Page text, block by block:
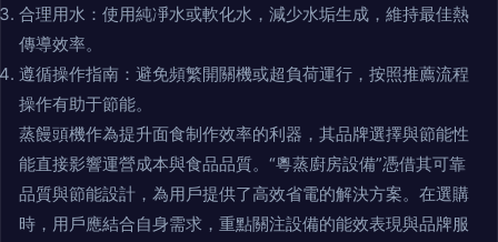
合理用水：使用純凈水或軟化水，減少水垢生成，維持最佳熱
傳導效率。
遵循操作指南：避免頻繁開關機或超負荷運行，按照推薦流程
操作有助于節能。
蒸饅頭機作為提升面食制作效率的利器，其品牌選擇與節能性
能直接影響運營成本與食品品質。“粵蒸廚房設備”憑借其可靠
品質與節能設計，為用戶提供了高效省電的解決方案。在選購
時，用戶應結合自身需求，重點關注設備的能效表現與品牌服